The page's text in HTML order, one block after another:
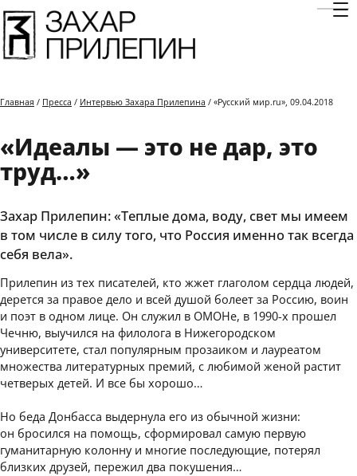
Главная / Пресса / Интервью Захара Прилепина / «Русский мир.ru», 09.04.2018
«Идеалы — это не дар, это
труд…»
Захар Прилепин: «Теплые дома, воду, свет мы имеем
в том числе в силу того, что Россия именно так всегда
себя вела».
Прилепин из тех писателей, кто жжет глаголом сердца людей,
дерется за правое дело и всей душой болеет за Россию, воин
и поэт в одном лице. Он служил в ОМОНе, в 1990-х прошел
Чечню, выучился на филолога в Нижегородском
университете, стал популярным прозаиком и лауреатом
множества литературных премий, с любимой женой растит
четверых детей. И все бы хорошо…
Но беда Донбасса выдернула его из обычной жизни:
он бросился на помощь, сформировал самую первую
гуманитарную колонну и многие последующие, потерял
близких друзей, пережил два покушения…